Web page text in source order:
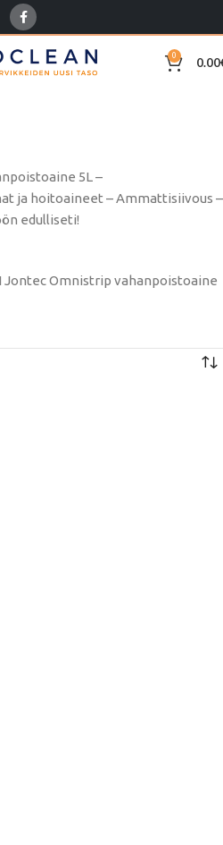
0 0.00
5L –
ja hoitoaineet – Ammattisiivous –
edulliseti!
Jontec Omnistrip vahanpoistoaine